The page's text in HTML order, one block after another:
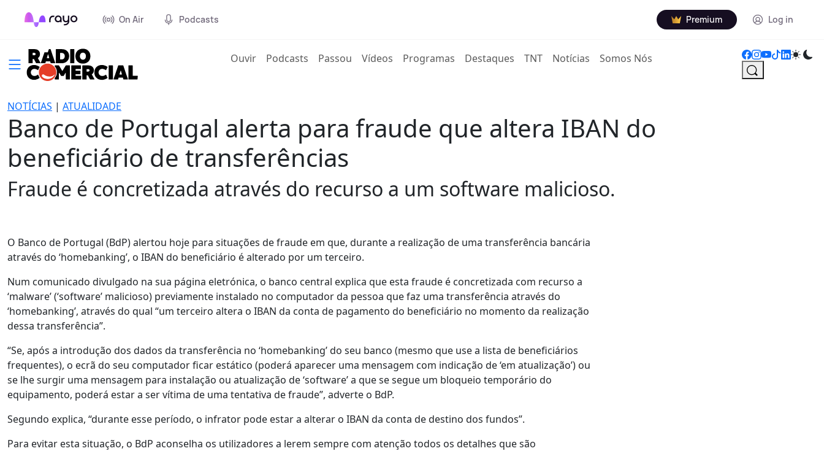
On Air Podcasts Premium Log in
Ouvir(current)
Podcasts Passou Vídeos Programas Destaques TNT Notícias Somos Nós
NOTÍCIAS | ATUALIDADE
Banco de Portugal alerta para fraude que altera IBAN do
beneficiário de transferências
Fraude é concretizada através do recurso a um software malicioso.
O Banco de Portugal (BdP) alertou hoje para situações de fraude em que, durante a realização de uma transferência bancária
através do ‘homebanking’, o IBAN do beneficiário é alterado por um terceiro.
Num comunicado divulgado na sua página eletrónica, o banco central explica que esta fraude é concretizada com recurso a
‘malware’ (‘software’ malicioso) previamente instalado no computador da pessoa que faz uma transferência através do
‘homebanking’, através do qual “um terceiro altera o IBAN da conta de pagamento do beneficiário no momento da realização
dessa transferência”.
“Se, após a introdução dos dados da transferência no ‘homebanking’ do seu banco (mesmo que use a lista de beneficiários
frequentes), o ecrã do seu computador ficar estático (poderá aparecer uma mensagem com indicação de ‘em atualização’) ou
se lhe surgir uma mensagem para instalação ou atualização de ‘software’ a que se segue um bloqueio temporário do
equipamento, poderá estar a ser vítima de uma tentativa de fraude”, adverte o BdP.
Segundo explica, “durante esse período, o infrator pode estar a alterar o IBAN da conta de destino dos fundos”.
Para evitar esta situação, o BdP aconselha os utilizadores a lerem sempre com atenção todos os detalhes que são